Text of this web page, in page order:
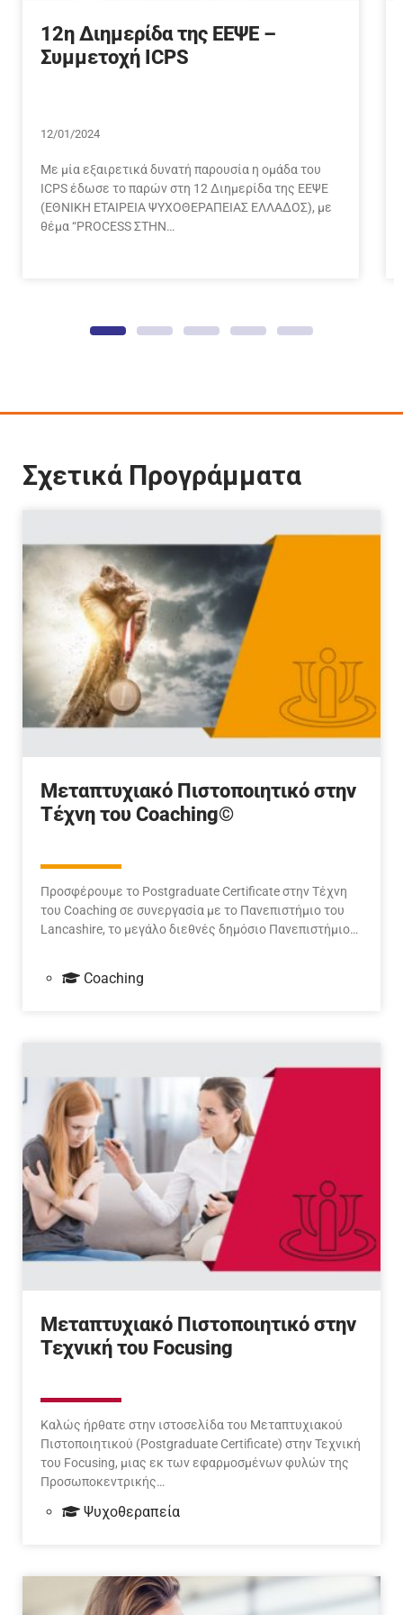
12η Διημερίδα της ΕΕΨΕ –
Συμμετοχή ICPS
12/01/2024
Με μία εξαιρετικά δυνατή παρουσία η ομάδα του
ICPS έδωσε το παρών στη 12 Διημερίδα της ΕΕΨΕ
(ΕΘΝΙΚΗ ΕΤΑΙΡΕΙΑ ΨΥΧΟΘΕΡΑΠΕΙΑΣ ΕΛΛΑΔΟΣ), με
θέμα “PROCESS ΣΤΗΝ…
Σχετικά Προγράμματα
Μεταπτυχιακό Πιστοποιητικό στην
Τέχνη του Coaching©
Προσφέρουμε το Postgraduate Certificate στην Τέχνη
του Coaching σε συνεργασία με το Πανεπιστήμιο του
Lancashire, το μεγάλο διεθνές δημόσιο Πανεπιστήμιο…
Coaching
Μεταπτυχιακό Πιστοποιητικό στην
Τεχνική του Focusing
Καλώς ήρθατε στην ιστοσελίδα του Μεταπτυχιακού
Πιστοποιητικού (Postgraduate Certificate) στην Τεχνική
του Focusing, μιας εκ των εφαρμοσμένων φυλών της
Προσωποκεντρικής…
Ψυχοθεραπεία